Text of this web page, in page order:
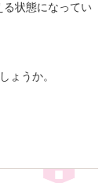
る状態になってい
ょうか。